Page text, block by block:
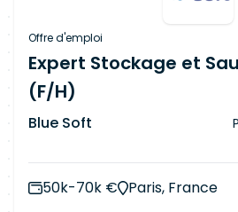
Brocade, Cisco - Baies de
HDS, HP, IBM, Netapp, Pure
Virtualisation Stockage : SVC,
de sécurisation : haute
(réplication, cluster) - OS :
Offre d'emploi
Expert Stockage et
(F/H)
Blue Soft
50k-70k €
Paris, France